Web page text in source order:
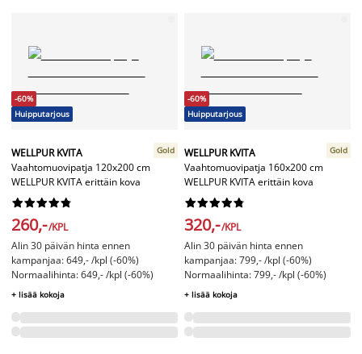
-60%
Huipputarjous
WELLPUR KVITA
Vaahtomuovipatja 120x200 cm
WELLPUR KVITA erittäin kova
Gold






260,-/KPL
Alin 30 päivän hinta ennen
kampanjaa: 649,- /kpl (-60%)
Normaalihinta: 649,- /kpl (-60%)
+ lisää kokoja
-60%
Huipputarjous
WELLPUR KVITA
Vaahtomuovipatja 160x200 cm
WELLPUR KVITA erittäin kova
Gold






320,-/KPL
Alin 30 päivän hinta ennen
kampanjaa: 799,- /kpl (-60%)
Normaalihinta: 799,- /kpl (-60%)
+ lisää kokoja